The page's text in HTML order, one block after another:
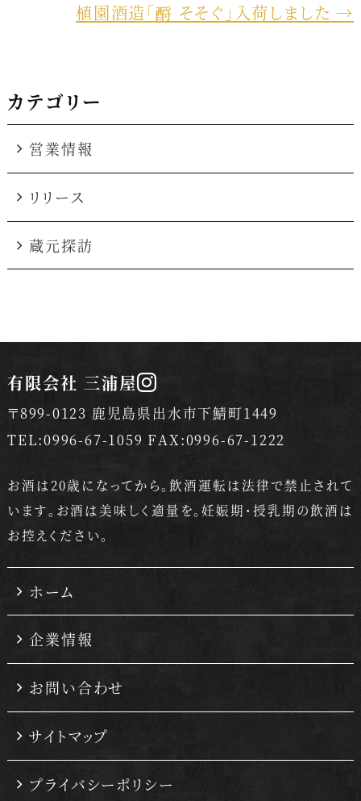
植園酒造「酹 そそぐ」入荷しました →
カテゴリー
営業情報
リリース
蔵元探訪
有限会社 三浦屋
〒899-0123 鹿児島県出水市下鯖町1449
TEL:0996-67-1059 FAX:0996-67-1222
お酒は20歳になってから。飲酒運転は法律で禁止されて
います。 お酒は美味しく適量を。妊娠期・授乳期の飲酒は
お控えください。
ホーム
企業情報
お問い合わせ
サイトマップ
プライバシーポリシー